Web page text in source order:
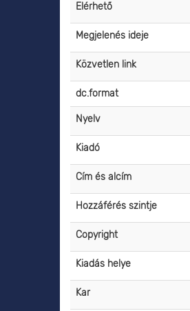
Elérhető
Megjelenés ideje
Közvetlen link
dc.format
Nyelv
Kiadó
Cím és alcím
Hozzáférés szintje
Copyright
Kiadás helye
Kar